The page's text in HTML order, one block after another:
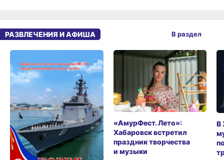
РАЗВЛЕЧЕНИЯ И АФИША
«АмурФест. Лето»:
Хабаровск встретил
праздник творчества
и музыки
В
В раздел